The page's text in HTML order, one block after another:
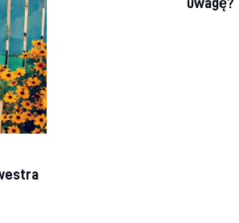
uwagę?